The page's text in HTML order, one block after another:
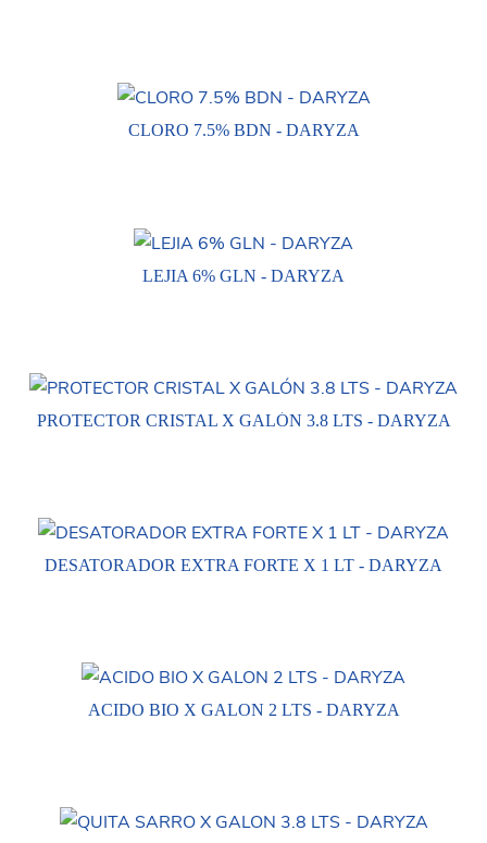
CLORO 7.5% BDN - DARYZA
LEJIA 6% GLN - DARYZA
PROTECTOR CRISTAL X GALÓN 3.8 LTS - DARYZA
DESATORADOR EXTRA FORTE X 1 LT - DARYZA
ACIDO BIO X GALON 2 LTS - DARYZA